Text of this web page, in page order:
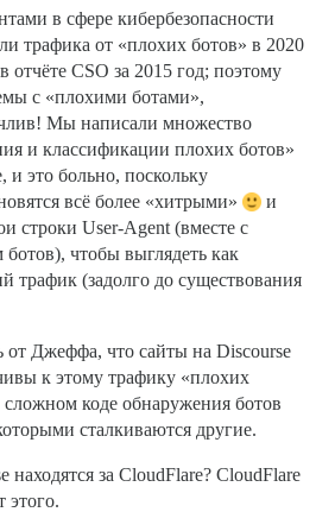
в сфере кибербезопасности
трафика от «плохих ботов» в 2020
CSO за 2015 год; поэтому
с «плохими ботами»,
Мы написали множество
и классификации плохих ботов»
и это больно, поскольку
всё более «хитрыми»
и
строки User-Agent (вместе с
чтобы выглядеть как
трафик (задолго до существования
Джеффа, что сайты на Discourse
к этому трафику «плохих
коде обнаружения ботов
сталкиваются другие.
находятся за CloudFlare? CloudFlare
этого.